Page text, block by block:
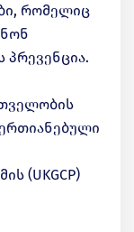
რომელიც
პრევენცია.
(UKGCP)